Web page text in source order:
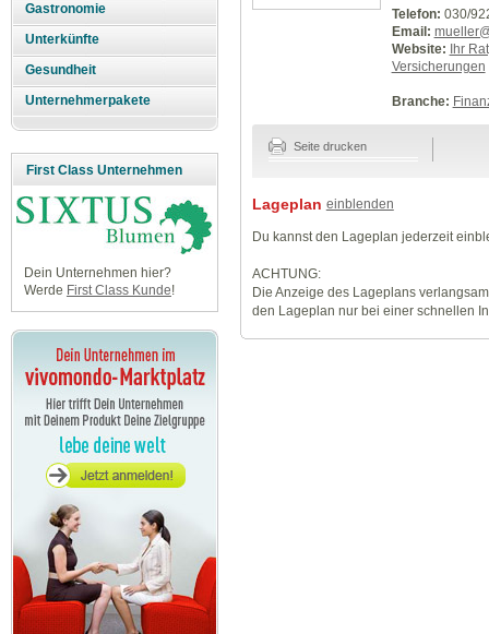
Gastronomie
Unterkünfte
Gesundheit
Unternehmerpakete
First Class Unternehmen
Dein Unternehmen hier?
Werde First Class Kunde!
Telefon: 030/
Email:
Website:
Ihr
Versicherungen
Branche:
Seite drucken
Lageplan einblenden
Du kannst den Lageplan jederzeit
ACHTUNG:
Die Anzeige des Lageplans
den Lageplan nur bei einer schnellen